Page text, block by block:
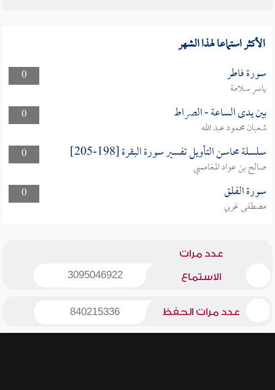
الأكثر استماعا لهذا الشهر
0 سورة فاطر
ياسر سلامة
0
بين يدى الساعة - الصراط
شعبان محمود عبد الله
0
سلسلة محاسن التأويل تفسير سورة البقرة [198-205]
صالح بن عواد المغامسي
0
سورة الفلق
مصطفى غربي
عدد مرات
الاستماع 3095046922
عدد مرات الحفظ 840215336